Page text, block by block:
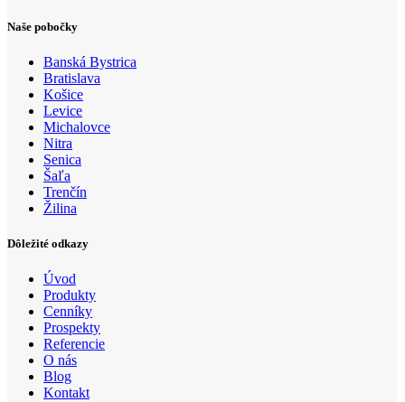
Naše pobočky
Banská Bystrica
Bratislava
Košice
Levice
Michalovce
Nitra
Senica
Šaľa
Trenčín
Žilina
Dôležité odkazy
Úvod
Produkty
Cenníky
Prospekty
Referencie
O nás
Blog
Kontakt